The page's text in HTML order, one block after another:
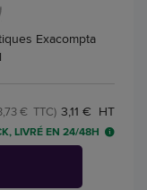
Exacompta
3,11 € HT
€ TTC)
LIVRÉ EN 24/48H